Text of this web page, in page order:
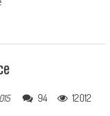
94 12012